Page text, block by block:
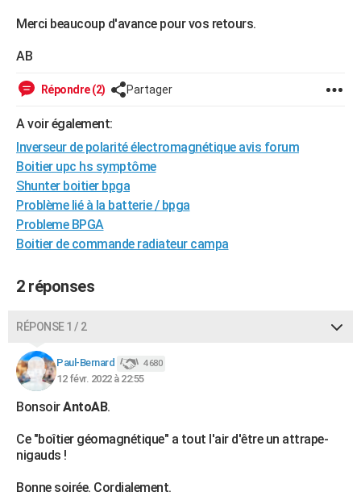
BONS PLANS
CARTE DE VOEUX
Carte de Noël
Carte Bonne année
Carte Saint-Valentin
Carte Pâques
Carte d'anniversaire
DICTIONNAIRE
COPAINS D'AVANT
S'inscrire
Se connecter
Lycées
Collèges
Primaires
Universités
Entreprises
Service militaire
Avis de recherche
AVIS DE DÉCÈS
FORUM
Bricolage
Lifestyle
Culture
Sport
Auto
Television
Voyage
Cinema
Merci beaucoup d'avance pour vos retours.
AB
Répondre (2) Partager
A voir également:
Inverseur de polarité électromagnétique avis forum
Boitier upc hs symptôme
Shunter boitier bpga
Problème lié à la batterie / bpga
Probleme BPGA
Boitier de commande radiateur campa
2 réponses
RÉPONSE 1 / 2
Paul-Bernard 4 680
12 févr. 2022 à 22:55
BonsoirAntoAB.
Ce "boîtier géomagnétique" a tout l'air d'être un attrape-
nigauds !
Bonne soirée. Cordialement.